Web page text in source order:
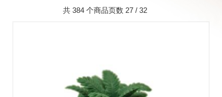
共 384 个商品页数 27 / 32